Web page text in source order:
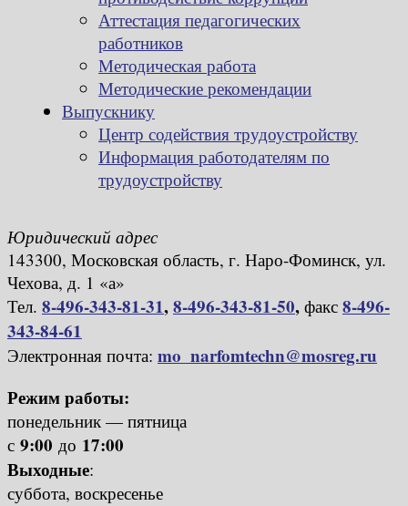
Аттестация педагогических
работников
Методическая работа
Методические рекомендации
Выпускнику
Центр содействия трудоустройству
Информация работодателям по
трудоустройству
Юридический адрес
143300, Московская область, г. Наро-Фоминск, ул.
Чехова, д. 1 «а»
Тел. 8-496-343-81-31,8-496-343-81-50, факс 8-496-
343-84-61
Электронная почта: mo_narfomtechn@mosreg.ru
Режим работы:
понедельник — пятница
с 9:00 до 17:00
Выходные:
суббота, воскресенье